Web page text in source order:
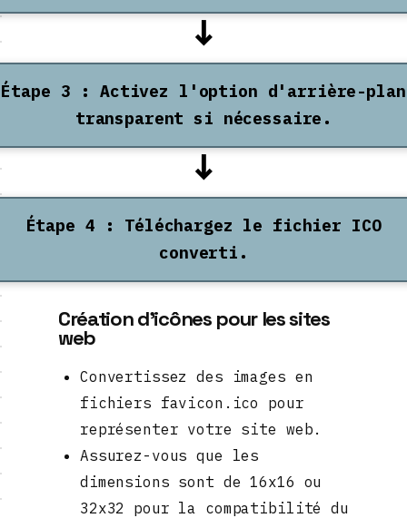
↓
Étape 3 : Activez l'option d'arrière-plan
transparent si nécessaire.
↓
Étape 4 : Téléchargez le fichier ICO
converti.
Création d'icônes pour les sites
web
Convertissez des images en
fichiers favicon.ico pour
représenter votre site web.
Assurez-vous que les
dimensions sont de 16x16 ou
32x32 pour la compatibilité du